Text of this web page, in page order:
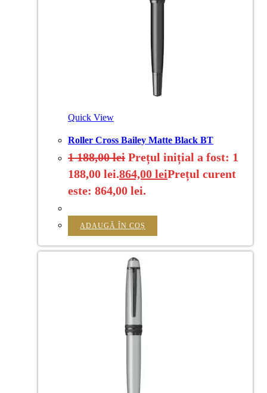
Quick View
Roller Cross Bailey Matte Black BT
1 188,00lei Prețul inițial a fost: 1
188,00 lei.864,00 leiPrețul curent
este: 864,00 lei.
ADAUGĂ ÎN COȘ